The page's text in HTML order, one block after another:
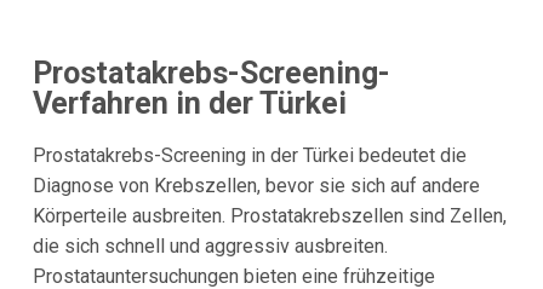
Prostatakrebs-Screening-
Verfahren in der Türkei
Prostatakrebs-Screening in der Türkei bedeutet die
Diagnose von Krebszellen, bevor sie sich auf andere
Körperteile ausbreiten. Prostatakrebszellen sind Zellen,
die sich schnell und aggressiv ausbreiten.
Prostatauntersuchungen bieten eine frühzeitige